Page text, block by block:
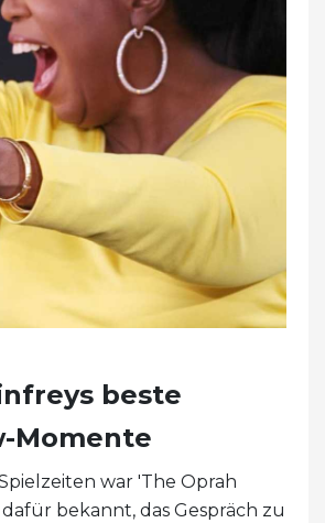
beste
Momente
war 'The Oprah
bekannt, das Gespräch zu